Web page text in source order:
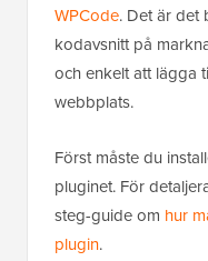
WPCode. Det är det
kodavsnitt på
och enkelt att lägga
webbplats.
Först måste du
pluginet. För
steg-guide om hur
plugin.